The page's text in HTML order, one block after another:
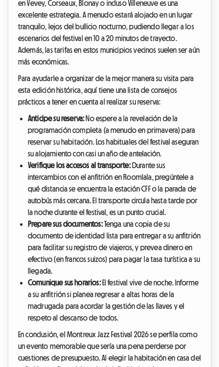
en Vevey, Corseaux, Blonay o incluso Villeneuve es una
excelente estrategia. A menudo estará alojado en un lugar
tranquilo, lejos del bullicio nocturno, pudiendo llegar a los
escenarios del festival en 10 a 20 minutos de trayecto.
Además, las tarifas en estos municipios vecinos suelen ser aún
más económicas.
Para ayudarle a organizar de la mejor manera su visita para
esta edición histórica, aquí tiene una lista de consejos
prácticos a tener en cuenta al realizar su reserva:
Anticipe su reserva:No espere a la revelación de la
programación completa (a menudo en primavera) para
reservar su habitación. Los habituales del festival aseguran
su alojamiento con casi un año de antelación.
Verifique los accesos al transporte:Durante sus
intercambios con el anfitrión en Roomlala, pregúntele a
qué distancia se encuentra la estación CFF o la parada de
autobús más cercana. El transporte circula hasta tarde por
la noche durante el festival, es un punto crucial.
Prepare sus documentos:Tenga una copia de su
documento de identidad lista para entregar a su anfitrión
para facilitar su registro de viajeros, y prevea dinero en
efectivo (en francos suizos) para pagar la tasa turística a su
llegada.
Comunique sus horarios:El festival vive de noche. Informe
a su anfitrión si planea regresar a altas horas de la
madrugada para acordar la gestión de las llaves y el
respeto al descanso de todos.
En conclusión, el Montreux Jazz Festival 2026 se perfila como
un evento memorable que sería una pena perderse por
cuestiones de presupuesto. Al elegir la habitación en casa del